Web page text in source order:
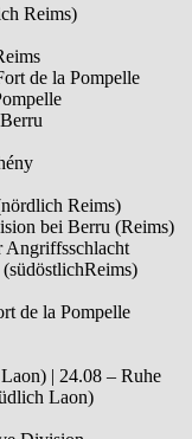
Reims)
de la Pompelle
Reims)
bei Berru (Reims)
Angriffsschlacht
de la Pompelle
| 24.08 – Ruhe
Laon)